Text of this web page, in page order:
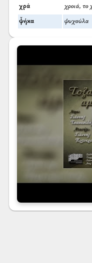
χρά χροιά, το
ψ̌ήκα ψυχούλα